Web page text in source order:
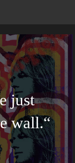
just
wall.“